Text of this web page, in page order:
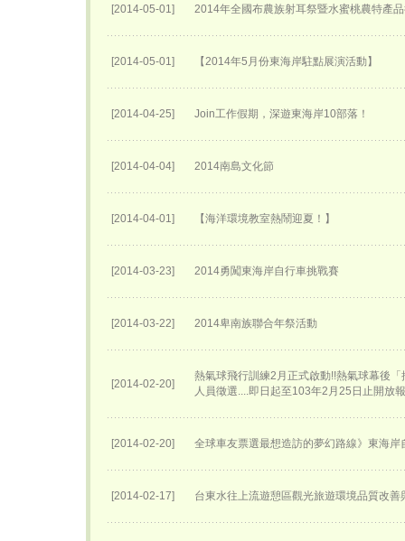
[2014-05-01] 2014年全國布農族射耳祭暨水蜜桃農特產
[2014-05-01] 【2014年5月份東海岸駐點展演活動】
[2014-04-25] Join工作假期，深遊東海岸10部落！
[2014-04-04] 2014南島文化節
[2014-04-01] 【海洋環境教室熱鬧迎夏！】
[2014-03-23] 2014勇闖東海岸自行車挑戰賽
[2014-03-22] 2014卑南族聯合年祭活動
[2014-02-20]
熱氣球飛行訓練2月正式啟動!!熱氣球幕後
人員徵選....即日起至103年2月25日止開放
[2014-02-20] 全球車友票選最想造訪的夢幻路線》東海岸
[2014-02-17] 台東水往上流遊憩區觀光旅遊環境品質改善